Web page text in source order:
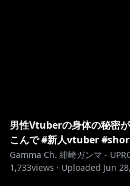
男性Vtuberの身体の秘密
こんで #新人vtuber
Gamma Ch. 緋崎ガンマ -
1,733views · Uploaded Jun